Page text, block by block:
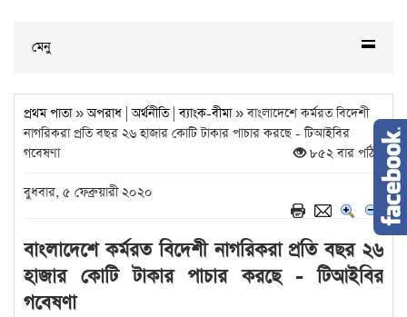
মেনু
প্রথম পাতা»অপরাধ |অর্থনীতি|ব্যাংক-বীমা» বাংলাদেশে কর্মরত বিদেশী
নাগরিকরা প্রতি বছর ২৬ হাজার কোটি টাকার পাচার করছে - টিআইবির
গবেষণা
৮৫২ বার পঠিত
বুধবার, ৫ ফেব্রুয়ারী ২০২০
বাংলাদেশে কর্মরত বিদেশী নাগরিকরা প্রতি বছর ২৬
হাজার কোটি টাকার পাচার করছে - টিআইবির
গবেষণা